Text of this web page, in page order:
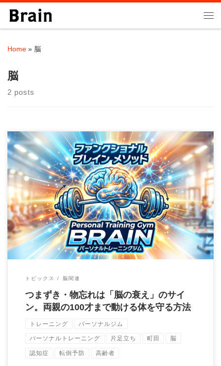
Skip to content
Home » 脳
脳
2 posts
動くことが、脳を守る。使わなければ、脳は忘れる。 こんにち
は。パーソナルトレーナーの大石圭太朗です。 […]
トピックス 脳関連
つまずき・物忘れは「脳の衰え」のサイ
ン。両親の100才まで動ける体を守る方法
トレーニング パーソナルジム
パーソナルトレーニング 片足立ち 町田 脳
認知症 転倒予防 高齢者